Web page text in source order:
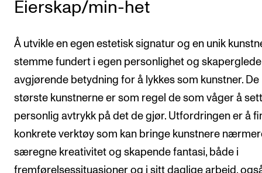
Eierskap/min-het
Å utvikle en egen estetisk signatur og en unik
stemme fundert i egen personlighet og
avgjørende betydning for å lykkes som kunstner. De
største kunstnerne er som regel de som våger å
personlig avtrykk på det de gjør. Utfordringen er å
konkrete verktøy som kan bringe kunstnere
særegne kreativitet og skapende fantasi, både i
fremførelsessituasjoner og i sitt daglige arbeid,